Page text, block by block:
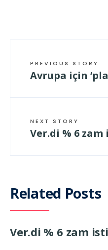
PREVIOUS STORY
Avrupa için
NEXT STORY
Ver.di % 6
Related Posts
Ver.di % 6 zam